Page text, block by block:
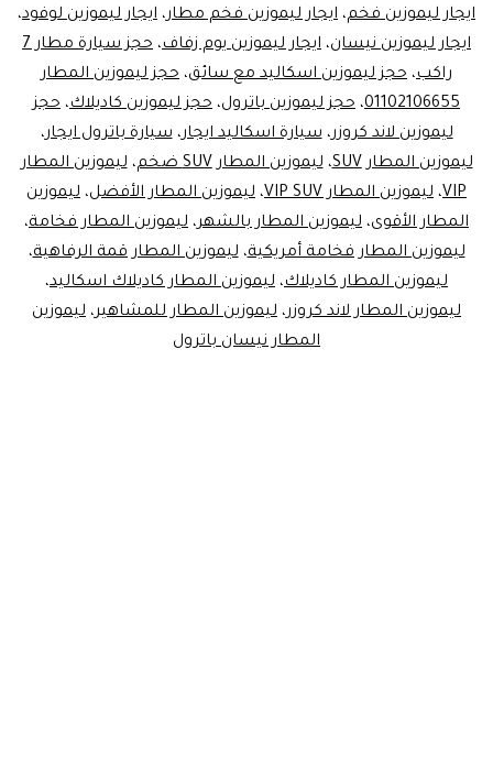
الفاخرة
مع
ليموزين
مصر
ايجار ليموزين فخم، ايجار ليموزين فخم مطار، ايجار ليموزين لوفود،
ايجار ليموزين نيسان، ايجار ليموزين يوم زفاف،
حجز سيارة مطار 7
راكب، حجز ليموزين اسكاليد مع سائق، حجز ليموزين المطار
01102106655، حجز ليموزين باترول، حجز ليموزين كاديلاك، حجز
ليموزين لاند كروزر،سيارة اسكاليد ايجار،سيارة باترول ايجار،
ليموزين المطار SUV
،ليموزين المطار SUV ضخم ،ليموزين المطار
VIP، ليموزين المطار VIP SUV ، ليموزين المطار الأفضل، ليموزين
المطار الأقوى، ليموزين المطار بالشهر، ليموزين المطار فخامة،
ليموزين المطار فخامة أمريكية،ليموزين المطار قمة الرفاهية،
ليموزين المطار كاديلاك، ليموزين المطار كاديلاك اسكاليد،
ليموزين المطار لاند كروزر، ليموزين المطار للمشاهير، ليموزين
المطار نيسان باترول